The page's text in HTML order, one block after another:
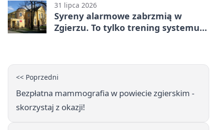
31 lipca 2026
Syreny alarmowe zabrzmią w
Zgierzu. To tylko trening systemu
<< Poprzedni
Bezpłatna mammografia w powiecie zgierskim -
skorzystaj z okazji!